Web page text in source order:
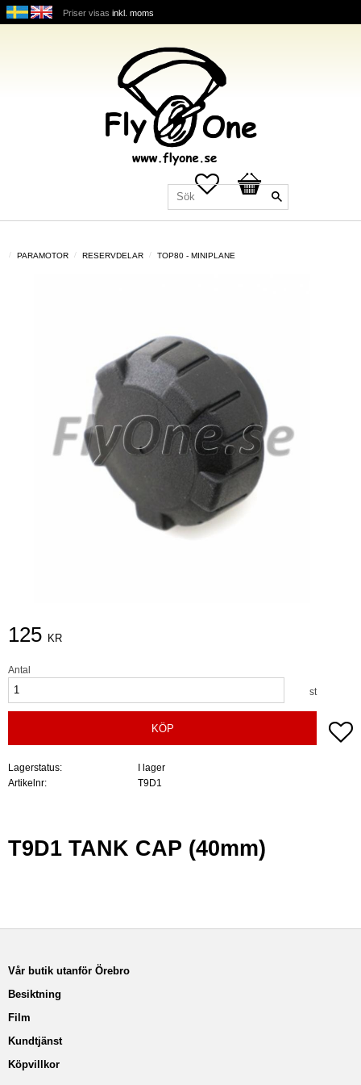
Priser visas inkl. moms
Favoriter
Kundvagn
PARAMOTOR RESERVDELAR TOP80 - MINIPLANE
125 KR
Antal
st
KÖP
Lagerstatus
I lager
Artikelnr
T9D1
T9D1 TANK CAP (40mm)
Vår butik utanför Örebro
Besiktning
Film
Kundtjänst
Köpvillkor